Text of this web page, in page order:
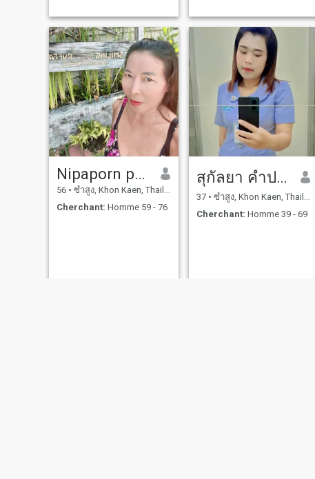
Nipaporn posri
56 • ซำสูง, Khon Kaen, Thailande
Cherchant: Homme 59 - 76
สุกัลยา คําประพัฒน์
37 • ซำสูง, Khon Kaen, Thailande
Cherchant: Homme 39 - 69